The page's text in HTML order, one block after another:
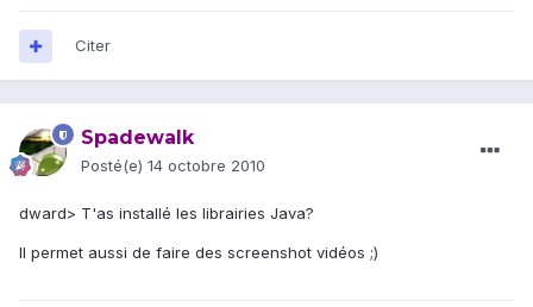
Citer
Spadewalk
Posté(e) 14 octobre 2010
dward> T'as installé les librairies Java?
Il permet aussi de faire des screenshot vidéos ;)